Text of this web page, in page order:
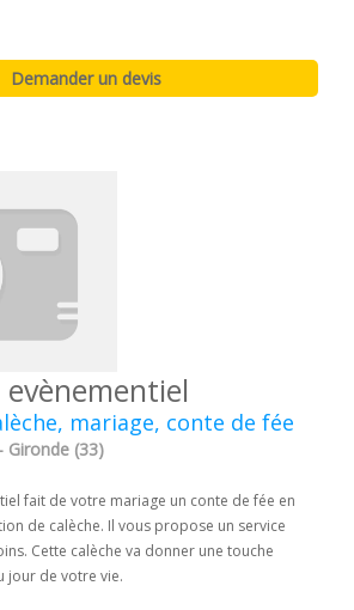
mariage, conte de fée
Gironde (33)
fait de votre mariage un conte de fée en
de calèche. Il vous propose un service
Cette calèche va donner une touche
jour de votre vie.